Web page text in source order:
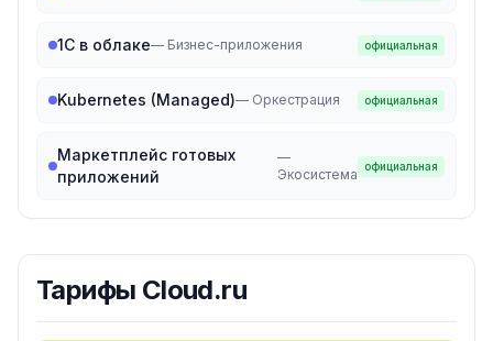
1С в облаке— Бизнес-приложения официальная
Kubernetes (Managed)— Оркестрация официальная
Маркетплейс готовых
приложений
—
Экосистема
официальная
Тарифы Cloud.ru